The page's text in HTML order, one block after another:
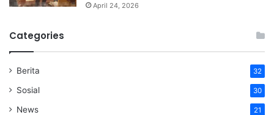
April 24, 2026
Categories
Berita 32
Sosial 30
News 21